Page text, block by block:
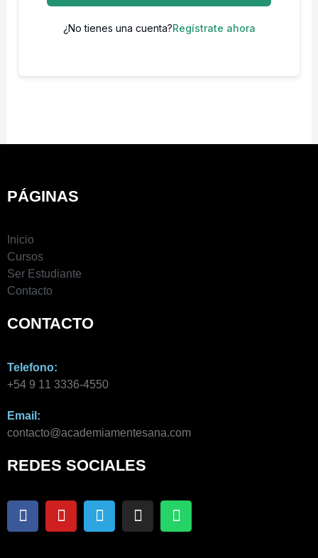
¿No tienes una cuenta?Regístrate ahora
PÁGINAS
Inicio
Cursos
Ser Estudiante
Contacto
CONTACTO
Telefono:
+54 9 11 3336-4550​
Email:
contacto@academiamentesana.com​
REDES SOCIALES
F
a
Y
o
T
e
I
n
W
h